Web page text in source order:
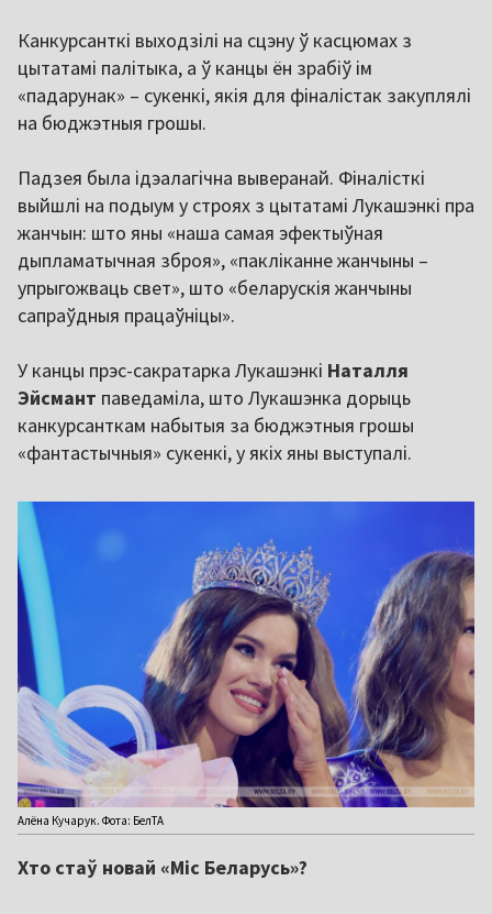
Канкурсанткі выходзілі на сцэну ў касцюмах з
цытатамі палітыка, а ў канцы ён зрабіў ім
«падарунак» – сукенкі, якія для фіналістак закуплялі
на бюджэтныя грошы.
Падзея была ідэалагічна выверанай. Фіналісткі
выйшлі на подыум у строях з цытатамі Лукашэнкі пра
жанчын: што яны «наша самая эфектыўная
дыпламатычная зброя», «пакліканне жанчыны –
упрыгожваць свет», што «беларускія жанчыны
сапраўдныя працаўніцы».
У канцы прэс-сакратарка Лукашэнкі Наталля
Эйсмант паведаміла, што Лукашэнка дорыць
канкурсанткам набытыя за бюджэтныя грошы
«фантастычныя» сукенкі, у якіх яны выступалі.
Алёна Кучарук. Фота: БелТА
Хто стаў новай «Міс Беларусь»?